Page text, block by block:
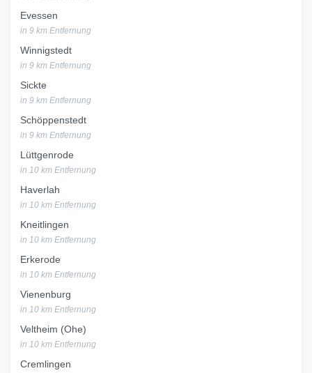
Evessen
in 9 km Entfernung
Winnigstedt
in 9 km Entfernung
Sickte
in 9 km Entfernung
Schöppenstedt
in 9 km Entfernung
Lüttgenrode
in 10 km Entfernung
Haverlah
in 10 km Entfernung
Kneitlingen
in 10 km Entfernung
Erkerode
in 10 km Entfernung
Vienenburg
in 10 km Entfernung
Veltheim (Ohe)
in 10 km Entfernung
Cremlingen